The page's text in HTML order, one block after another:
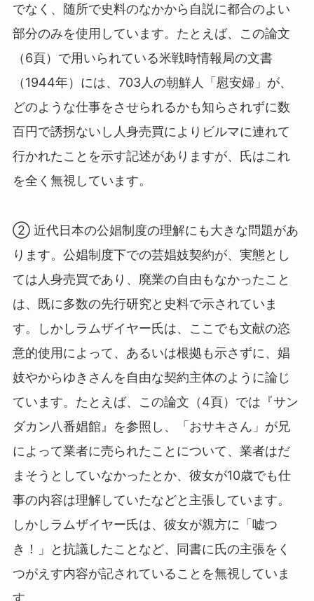
でなく、随所で史料のなかから自説に都合のよい
部分のみを使用しています。たとえば、この論文
（6頁）で用いられている米戦時情報局の文書
（1944年）には、703人の朝鮮人「慰安婦」が、
どのような仕事をさせられるかも知らされずに数
百円で誘拐ないし人身売買によりビルマに連れて
行かれたことを示す記述がありますが、氏はこれ
を全く無視しています。
② 近代日本の公娼制度の理解にも大きな問題があ
ります。公娼制度下での芸娼妓契約が、実態とし
ては人身売買であり、廃業の自由もなかったこと
は、既に多数の先行研究と史料で示されていま
す。しかしラムザイヤー氏は、ここでも文献の恣
意的使用によって、あるいは根拠も示さずに、娼
妓やからゆきさんを自由な契約主体のように論じ
ています。たとえば、この論文（4頁）では『サン
ダカン八番娼館』を参照し、「おサキさん」が兄
によって業者に売られたことについて、業者はだ
まそうとしていなかったとか、彼女が10歳でも仕
事の内容は理解していたなどと主張しています。
しかしラムザイヤー氏は、彼女が親方に「嘘つ
き！」と抗議したことなど、同書に氏の主張をく
つがえす内容が記されていることを無視していま
す。